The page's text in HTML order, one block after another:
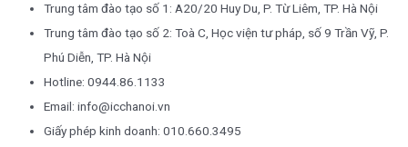
Trung tâm đào tạo số 1: A20/20 Huy Du, P. Từ Liêm, TP. Hà Nội
Trung tâm đào tạo số 2: Toà C, Học viện tư pháp, số 9 Trần Vỹ, P.
Phú Diễn, TP. Hà Nội
Hotline: 0944.86.1133
Email: info@icchanoi.vn
Giấy phép kinh doanh: 010.660.3495